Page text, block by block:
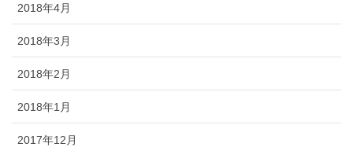
2018年4月
2018年3月
2018年2月
2018年1月
2017年12月